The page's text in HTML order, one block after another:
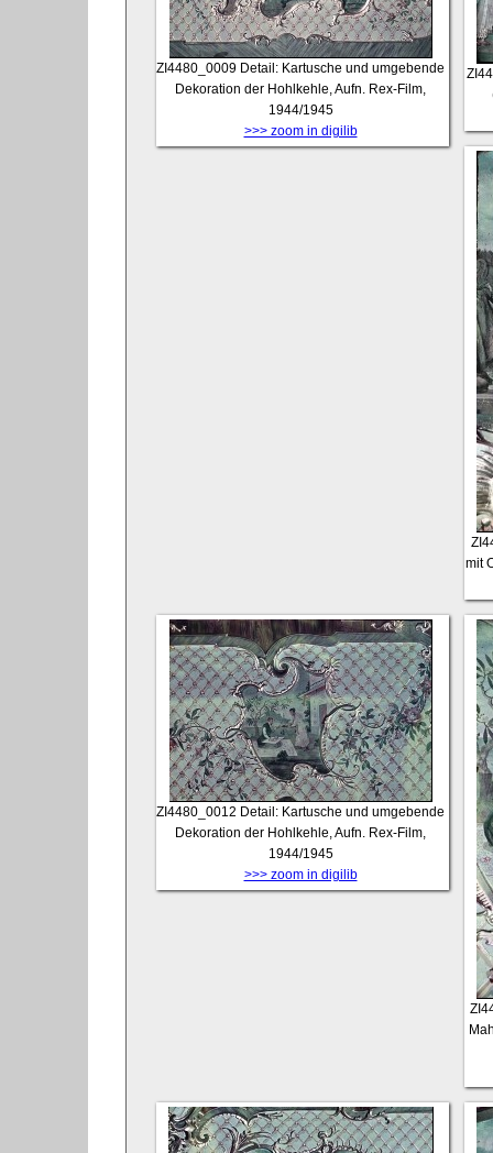
ZI4480_0009 Detail: Kartusche und umgebende
Dekoration der Hohlkehle, Aufn. Rex-Film,
1944/1945
>>> zoom in digilib
mit
ZI4480_0012 Detail: Kartusche und umgebende
Dekoration der Hohlkehle, Aufn. Rex-Film,
1944/1945
>>> zoom in digilib